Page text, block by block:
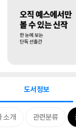
도서정보
소개 관련분류